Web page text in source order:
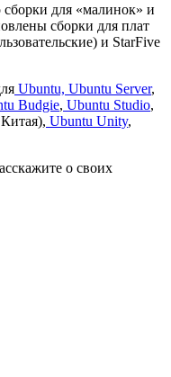
для «малинок» и
сборки для плат
и StarFive
Ubuntu, Ubuntu Server,
Budgie, Ubuntu Studio,
Ubuntu Unity,
о своих